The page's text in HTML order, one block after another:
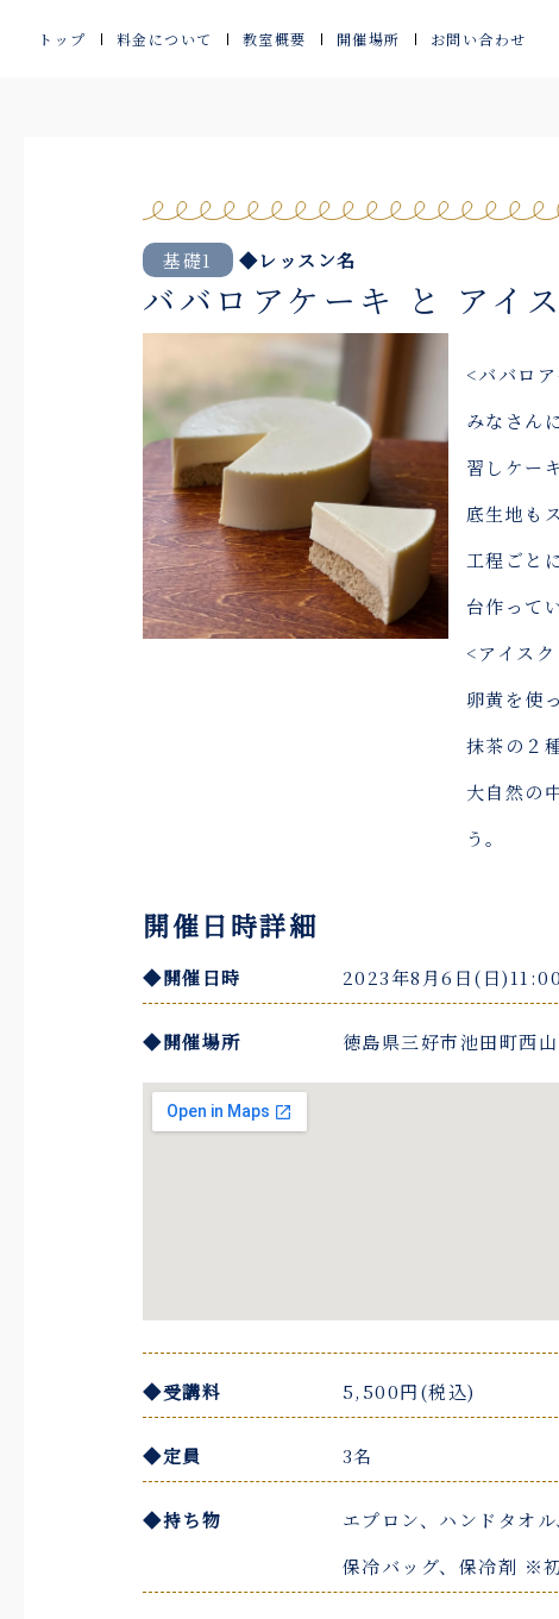
トップ 料金について 教室概要 開催場所 お問い合わせ
基礎1 ◆レッスン名
ババロアケーキ と アイ
<ババロ
みなさん
習しケー
底生地も
工程ごと
台作って
<アイス
卵黄を使
抹茶の２
大自然の
う。
開催日時詳細
◆開催日時 2023年8月6日(日
◆開催場所 徳島県三好市池田町西
◆受講料 5,500円(税込)
◆定員 3名
◆持ち物
エプロン、ハンドタオ
保冷バッグ、保冷剤 ※